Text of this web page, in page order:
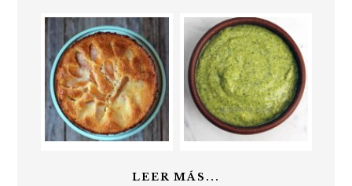
LEER MÁS...